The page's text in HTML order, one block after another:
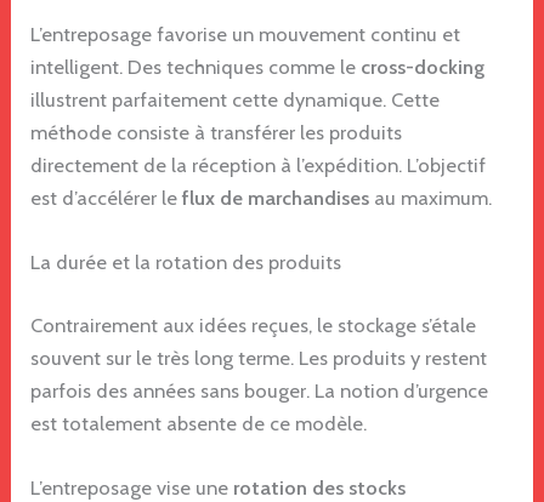
L’entreposage favorise un mouvement continu et
intelligent. Des techniques comme le cross-docking
illustrent parfaitement cette dynamique. Cette
méthode consiste à transférer les produits
directement de la réception à l’expédition. L’objectif
est d’accélérer leflux de marchandises au maximum.
La durée et la rotation des produits
Contrairement aux idées reçues, le stockage s’étale
souvent sur le très long terme. Les produits y restent
parfois des années sans bouger. La notion d’urgence
est totalement absente de ce modèle.
L’entreposage vise une rotation des stocks